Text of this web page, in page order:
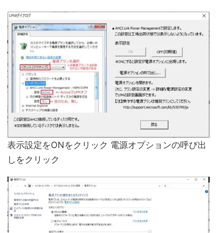
表示設定をONをクリック 電源オプションの呼び出
しをクリック